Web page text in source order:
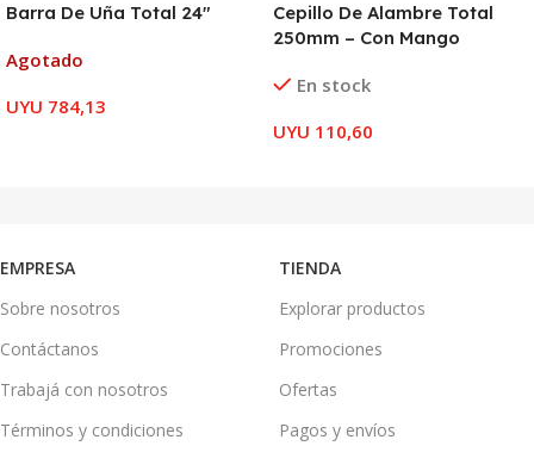
Barra De Uña Total 24″
Agotado
UYU 784,13
Cepillo De Alambre Total
250mm – Con Mango
En stock
UYU 110,60
EMPRESA
Sobre nosotros
Contáctanos
Trabajá con nosotros
Términos y condiciones
TIENDA
Explorar productos
Promociones
Ofertas
Pagos y envíos